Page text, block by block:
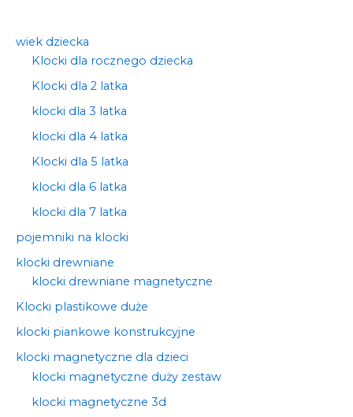
wiek dziecka
Klocki dla rocznego dziecka
Klocki dla 2 latka
klocki dla 3 latka
klocki dla 4 latka
Klocki dla 5 latka
klocki dla 6 latka
klocki dla 7 latka
pojemniki na klocki
klocki drewniane
klocki drewniane magnetyczne
Klocki plastikowe duże
klocki piankowe konstrukcyjne
klocki magnetyczne dla dzieci
klocki magnetyczne duży zestaw
klocki magnetyczne 3d